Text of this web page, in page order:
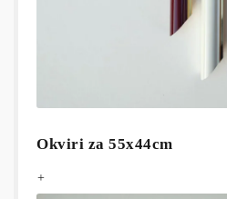
Okviri za 55x44cm
+